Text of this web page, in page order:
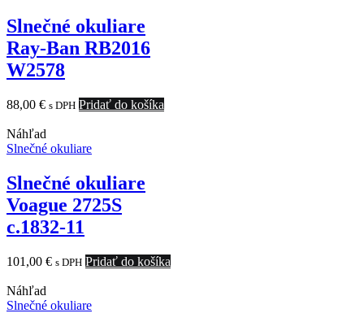
Slnečné okuliare
Ray-Ban RB2016
W2578
88,00 € s DPH Pridať do košíka
Náhľad
Slnečné okuliare
Slnečné okuliare
Voague 2725S
c.1832-11
101,00 € s DPH Pridať do košíka
Náhľad
Slnečné okuliare